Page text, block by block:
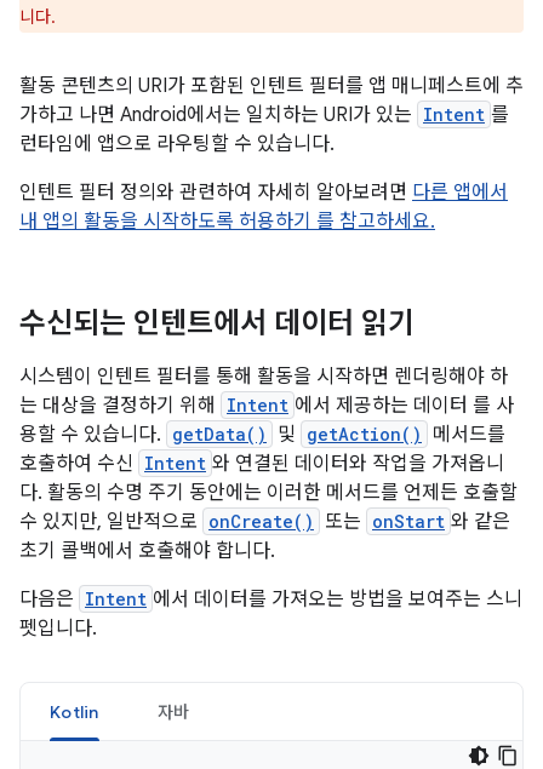
니다.
활동 콘텐츠의 URI가 포함된 인텐트 필터를 앱 매니페스트에 추
가하고 나면 Android에서는 일치하는 URI가 있는 Intent 를
런타임에 앱으로 라우팅할 수 있습니다.
인텐트 필터 정의와 관련하여 자세히 알아보려면 다른 앱에서
내 앱의 활동을 시작하도록 허용하기 를 참고하세요.
수신되는 인텐트에서 데이터 읽기
시스템이 인텐트 필터를 통해 활동을 시작하면 렌더링해야 하
는 대상을 결정하기 위해
Intent 에서 제공하는 데이터 를 사
용할 수 있습니다. getData() 및 getAction()
메서드를
호출하여 수신 Intent 와 연결된 데이터와 작업을 가져옵니
다. 활동의 수명 주기 동안에는 이러한 메서드를 언제든 호출할
수 있지만, 일반적으로 onCreate() 또는 onStart 와 같은
초기 콜백에서 호출해야 합니다.
다음은 Intent 에서 데이터를 가져오는 방법을 보여주는 스니
펫입니다.
Kotlin 자바